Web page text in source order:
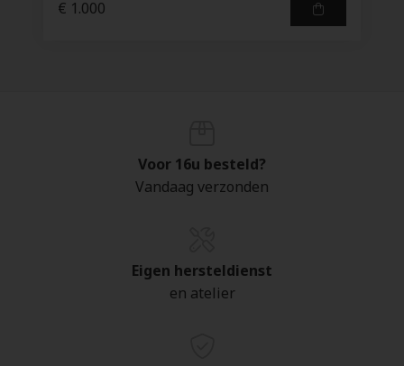
€ 1.000
Voor 16u besteld?
Vandaag verzonden
Eigen hersteldienst
en atelier